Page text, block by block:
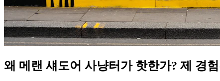
왜 메랜 섀도어 사냥터가 핫한가? 제 경